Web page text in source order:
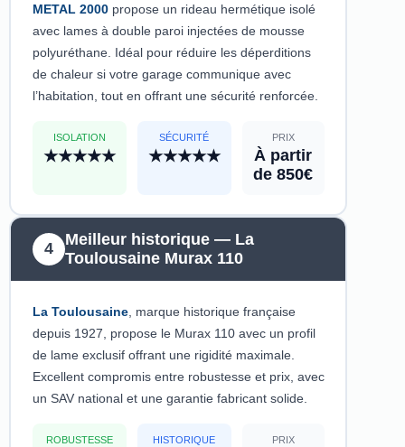
METAL 2000propose un rideau hermétique isolé
avec lames à double paroi injectées de mousse
polyuréthane. Idéal pour réduire les déperditions
de chaleur si votre garage communique avec
l’habitation, tout en offrant une sécurité renforcée.
ISOLATION
★★★★★
SÉCURITÉ
★★★★★
PRIX
À partir
de 850€
4
Meilleur historique — La
Toulousaine Murax 110
La Toulousaine, marque historique française
depuis 1927, propose le Murax 110 avec un profil
de lame exclusif offrant une rigidité maximale.
Excellent compromis entre robustesse et prix, avec
un SAV national et une garantie fabricant solide.
ROBUSTESSE HISTORIQUE PRIX